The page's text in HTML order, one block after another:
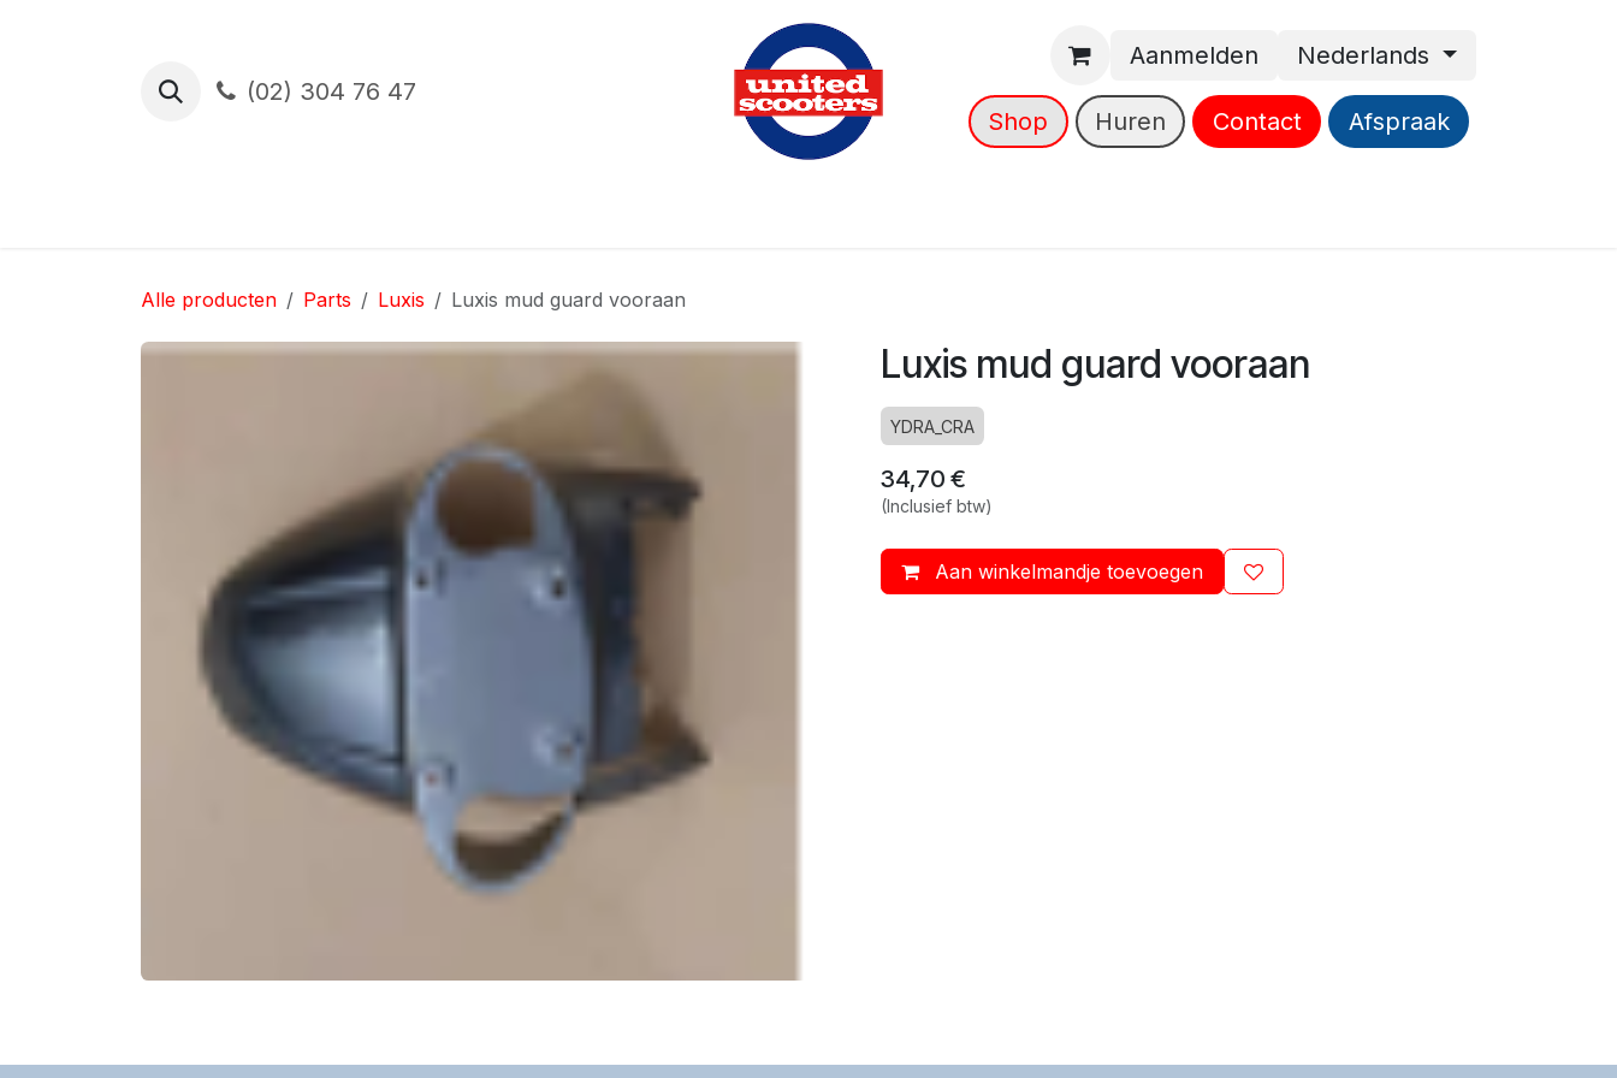
(02) 304 76 47
Aanmelden Nederlands
Shop Huren Contact Afspraak
Alle producten Parts Luxis Luxis mud guard vooraan
Luxis mud guard vooraan
YDRA_CRA
34,70 €
(Inclusief btw)
Aan winkelmandje toevoegen